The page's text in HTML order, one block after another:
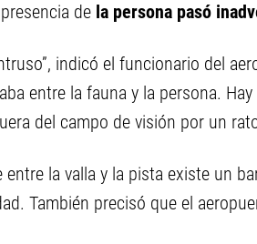
de la persona pasó
indicó el funcionario del
entre la fauna y la persona.
del campo de visión por un
la valla y la pista existe un
También precisó que el